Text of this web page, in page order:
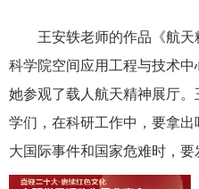
王安轶老师的作品《航
科学院空间应用工程与技术中
她参观了载人航天精神展厅
学们，在科研工作中，要拿
大国际事件和国家危难时，要